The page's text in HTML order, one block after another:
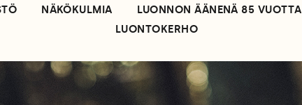
NÄKÖKULMIA LUONNON ÄÄNENÄ 85 VUOTTA
LUONTOKERHO